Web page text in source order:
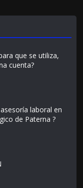
que se utiliza,
cuenta?
laboral en
de Paterna ?